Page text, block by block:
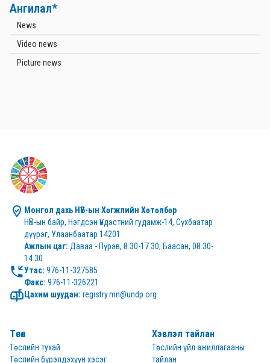
Ангилал*
News
Video news
Picture news
Монгол дахь НҮБ-ын Хөгжлийн Хөтөлбөр
НҮБ-ын байр, Нэгдсэн Үндэстний гудамж-14, Сүхбаатар
дүүрэг, Улаанбаатар 14201
Ажлын цаг: Даваа - Пүрэв, 8.30-17.30; Баасан, 08.30-
14.30
Утас:
Факс: 976-11-326221
Цахим шуудан: registry.mn@undp.org
Төсөл
Төслийн тухай
Төслийн бүрэлдэхүүн хэсэг
Хэвлэл тайлан
Төслийн үйл ажиллагааны
тайлан